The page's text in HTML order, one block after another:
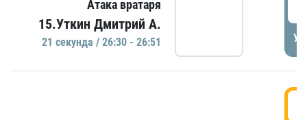
Атака вратаря
15.Уткин Дмитрий А.
21 секундa / 26:30 - 26:51